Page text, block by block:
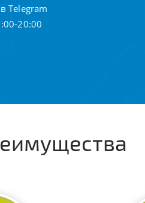
Telegram
20:00